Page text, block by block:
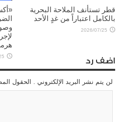
قطر تستأنف الملاحة البحرية
بالكامل اعتباراً من غدٍ الأحد
2026/07/25
اضف رد
لن يتم نشر البريد الإلكتروني . الحقول